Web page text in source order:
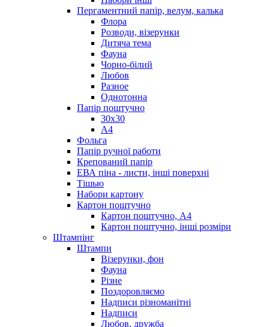
Пергаментний папір, велум, калька
Флора
Розводи, візерунки
Дитяча тема
Фауна
Чорно-білий
Любов
Разное
Однотонна
Папір поштучно
30х30
А4
Фольга
Папір ручної работи
Крепований папір
ЕВА піна - листи, інші поверхні
Тішью
Набори картону
Картон поштучно
Картон поштучно, А4
Картон поштучно, інші розміри
Штампінг
Штампи
Візерунки, фон
Фауна
Різне
Поздоровляємо
Надписи різноманітні
Надписи
Любов, дружба